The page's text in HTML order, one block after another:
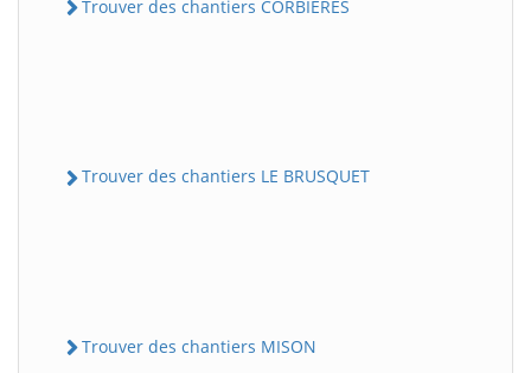
Trouver des chantiers CORBIERES
Trouver des chantiers LE BRUSQUET
Trouver des chantiers MISON